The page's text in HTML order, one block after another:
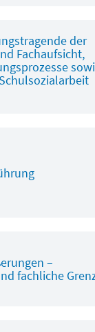
der
Fachaufsicht,
–
fachliche